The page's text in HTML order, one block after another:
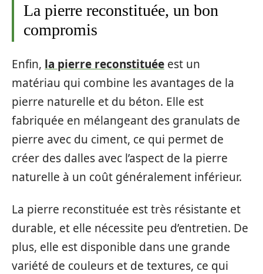
La pierre reconstituée, un bon
compromis
Enfin, la pierre reconstituée est un
matériau qui combine les avantages de la
pierre naturelle et du béton. Elle est
fabriquée en mélangeant des granulats de
pierre avec du ciment, ce qui permet de
créer des dalles avec l’aspect de la pierre
naturelle à un coût généralement inférieur.
La pierre reconstituée est très résistante et
durable, et elle nécessite peu d’entretien. De
plus, elle est disponible dans une grande
variété de couleurs et de textures, ce qui